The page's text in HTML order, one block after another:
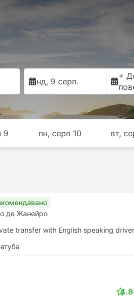
нд, 9 серп.
+
9 пн, серп 10 вт,
де Жанейро
transfer with English speaking driver
4.8